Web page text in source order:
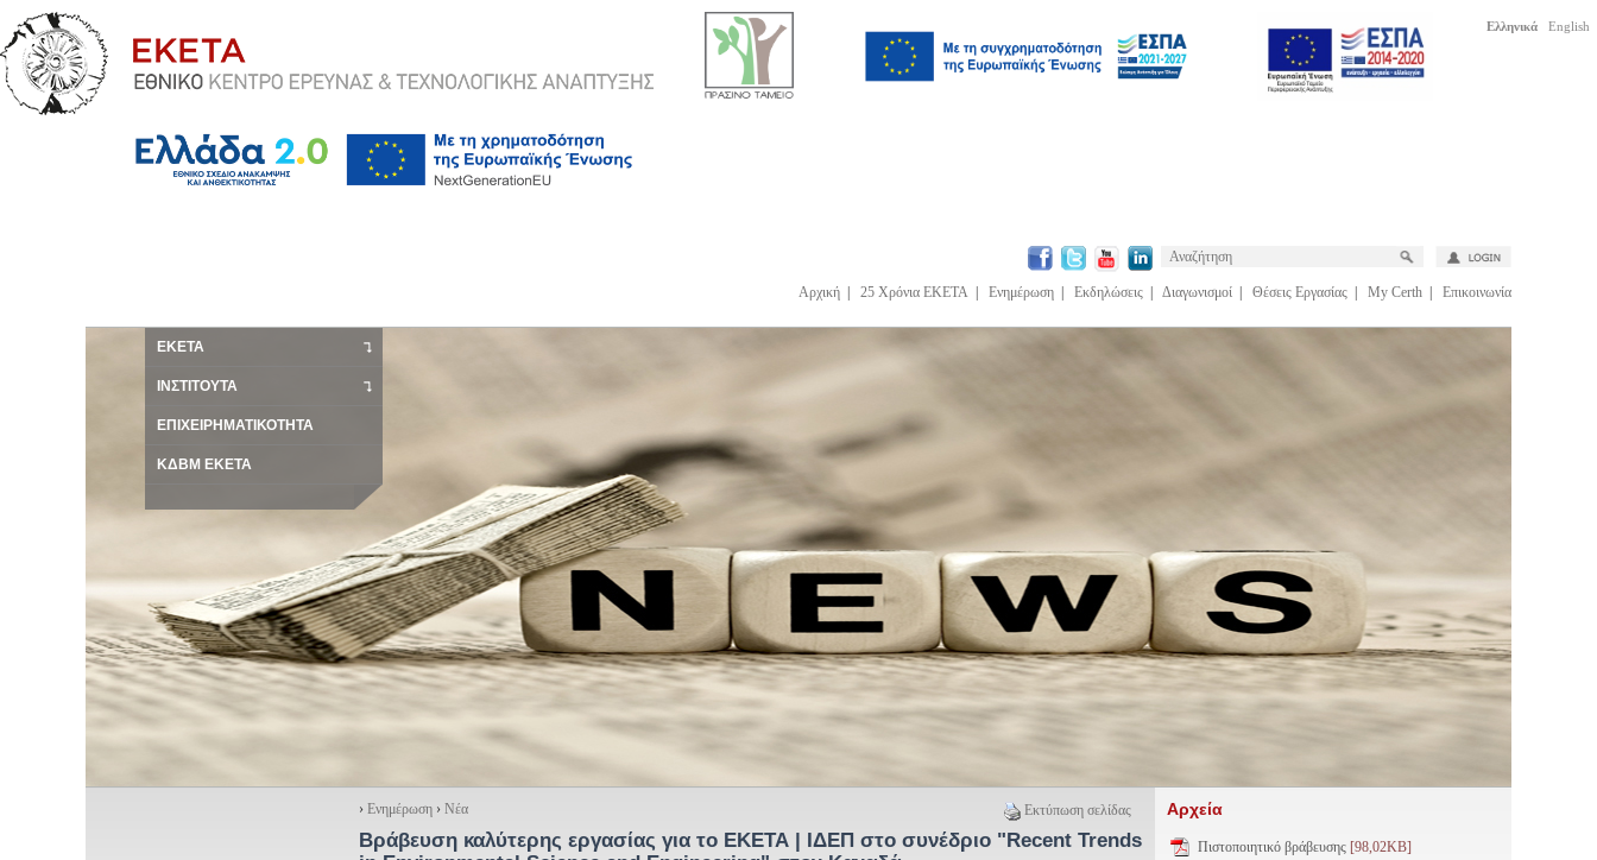
Ελληνικά English
Αρχική 25 Χρόνια ΕΚΕΤΑ Ενημέρωση Εκδηλώσεις Διαγωνισμοί Θέσεις Εργασίας My Certh Επικοινωνία
ΕΚΕΤΑ
ΙΝΣΤΙΤΟΥΤΑ
ΕΠΙΧΕΙΡΗΜΑΤΙΚΟΤΗΤΑ
ΚΔΒΜ ΕΚΕΤΑ
Εκτύπωση σελίδας
› Ενημέρωση › Νέα
Βράβευση καλύτερης εργασίας για το ΕΚΕΤΑ | ΙΔΕΠ στο συνέδριο "Recent Trends
Αρχεία
Πιστοποιητικό βράβευσης [98,02KB]